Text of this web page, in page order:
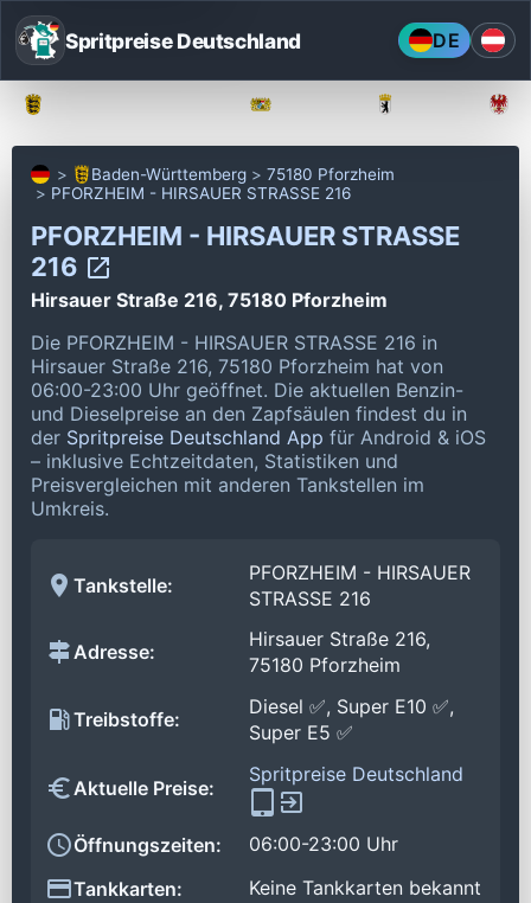
Spritpreise Deutschland DE
Baden-Württemberg
75180 Pforzheim
PFORZHEIM - HIRSAUER STRASSE 216
PFORZHEIM - HIRSAUER STRASSE
216
Hirsauer Straße 216, 75180 Pforzheim
Die PFORZHEIM - HIRSAUER STRASSE 216 in
Hirsauer Straße 216, 75180 Pforzheim hat von
06:00-23:00 Uhr geöffnet. Die aktuellen Benzin-
und Dieselpreise an den Zapfsäulen findest du in
der Spritpreise Deutschland App für Android & iOS
– inklusive Echtzeitdaten, Statistiken und
Preisvergleichen mit anderen Tankstellen im
Umkreis.
Tankstelle:
PFORZHEIM - HIRSAUER
STRASSE 216
Adresse:
Hirsauer Straße 216,
75180 Pforzheim
Treibstoffe:
Diesel ✅, Super E10 ✅,
Super E5 ✅
Aktuelle Preise:
Spritpreise Deutschland
Öffnungszeiten:
06:00-23:00 Uhr
Tankkarten:
Keine Tankkarten bekannt